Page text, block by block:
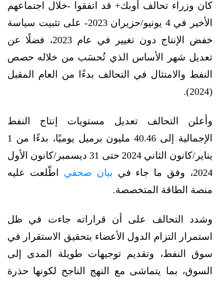
كان وزراء تحالف أوبك+ قد اتفقوا -خلال اجتماعهم
الأخير في 4 يونيو/حزيران 2023- على تثبيت سياسة
خفض الإنتاج دون تغيير في عام 2023، فضلًا عن
تعديل شهر الأساس الذي تُحسَب من خلاله حصص
النفط والامتثال في التحالف بدءًا من العام المقبل
(2024).
وأعلن التحالف تعديل مستويات إنتاج النفط
الإجمالية إلى 40.46 مليون برميل يوميًا، بدءًا من 1
يناير/كانون الثاني 2024 حتى 31 ديسمبر/كانون الأول
2024، وفق ما جاء في
بيان صحفي اطّلعت عليه
منصة الطاقة المتخصصة.
وشدد التحالف على أن قراراته جاءت في ظل
استمرار التزام الدول الأعضاء بتحقيق الاستقرار في
سوق النفط، وتقديم توجيهات طويلة المدى إلى
السوق، بما يتماشى مع النهج الناجح لكونها حذرة